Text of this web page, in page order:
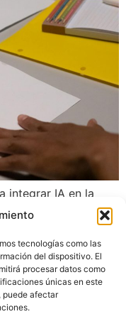
tecnologías como las
del dispositivo. El
procesar datos como
únicas en este
puede afectar
integrar IA en la
talento y gestión
Siguiente